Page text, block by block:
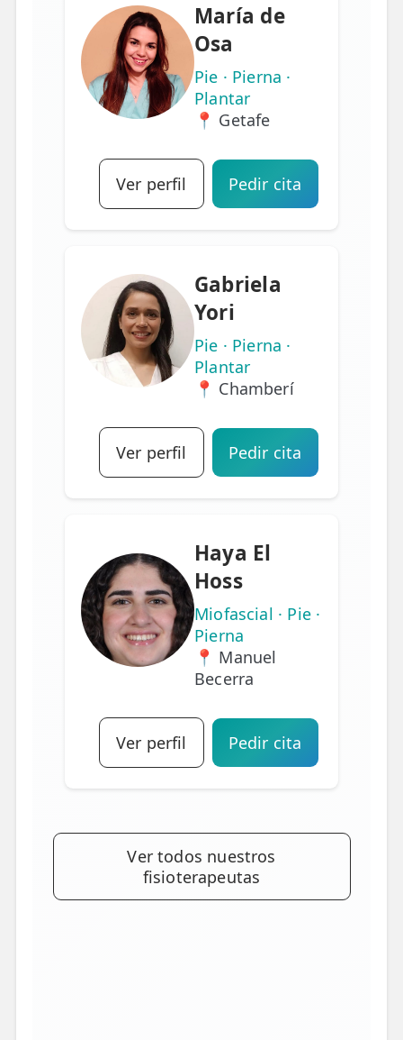
María de
Osa
Pie · Pierna ·
Plantar
📍 Getafe
Ver perfil Pedir cita
Gabriela
Yori
Pie · Pierna ·
Plantar
📍 Chamberí
Ver perfil Pedir cita
Haya El
Hoss
Miofascial · Pie ·
Pierna
📍 Manuel
Becerra
Ver perfil Pedir cita
Ver todos nuestros
fisioterapeutas